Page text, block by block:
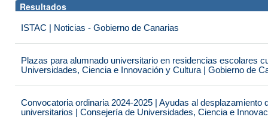
Resultados
ISTAC | Noticias - Gobierno de Canarias
Plazas para alumnado universitario en residencias escolares
Universidades, Ciencia e Innovación y Cultura | Gobierno de
Convocatoria ordinaria 2024-2025 | Ayudas al desplazamiento
universitarios | Consejería de Universidades, Ciencia e